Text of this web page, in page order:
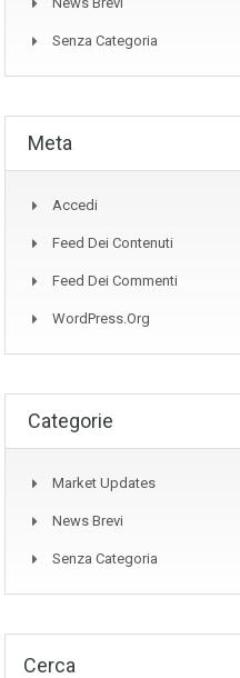
Senza Categoria
Meta
Accedi
Feed Dei Contenuti
Feed Dei Commenti
WordPress.org
Categorie
Market Updates
News Brevi
Senza Categoria
Cerca